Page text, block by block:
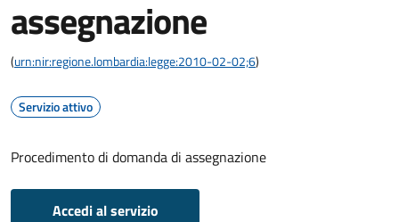
assegnazione
(urn:nir:regione.lombardia:legge:2010-02-02;6)
Servizio attivo
Procedimento di domanda di assegnazione
Accedi al servizio